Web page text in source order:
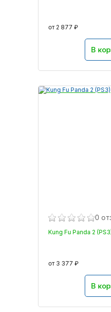
от 2 877 ₽
В
0
Kung Fu Panda 2
от 3 377 ₽
В